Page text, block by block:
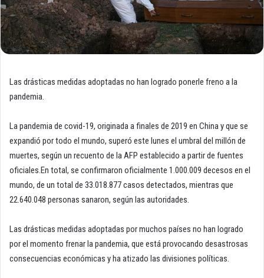
Las drásticas medidas adoptadas no han logrado ponerle freno a la
pandemia.
La pandemia de covid-19, originada a finales de 2019 en China y que se
expandió por todo el mundo, superó este lunes el umbral del millón de
muertes, según un recuento de la AFP establecido a partir de fuentes
oficiales.En total, se confirmaron oficialmente 1.000.009 decesos en el
mundo, de un total de 33.018.877 casos detectados, mientras que
22.640.048 personas sanaron, según las autoridades.
Las drásticas medidas adoptadas por muchos países no han logrado
por el momento frenar la pandemia, que está provocando desastrosas
consecuencias económicas y ha atizado las divisiones políticas.